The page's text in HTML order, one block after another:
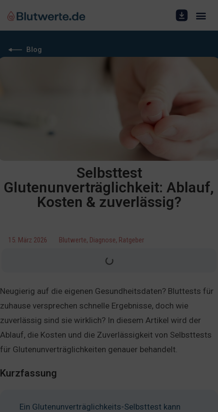
Blog
Selbsttest
Glutenunverträglichkeit: Ablauf,
Kosten & zuverlässig?
15. März 2026 Blutwerte, Diagnose, Ratgeber
Neugierig auf die eigenen Gesundheitsdaten? Bluttests für
zuhause versprechen schnelle Ergebnisse, doch wie
zuverlässig sind sie wirklich? In diesem Artikel wird der
Ablauf, die Kosten und die Zuverlässigkeit von Selbsttests
für Glutenunverträglichkeiten genauer behandelt.
Kurzfassung
Ein Glutenunverträglichkeits-Selbsttest kann